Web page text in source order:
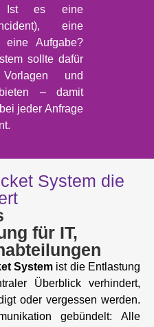
Ist es eine
eine
eine Aufgabe?
sollte dafür
und
– damit
jeder Anfrage
System die
für IT,
Systemist die Entlastung
Überblick verhindert,
oder vergessen werden.
gebündelt: Alle